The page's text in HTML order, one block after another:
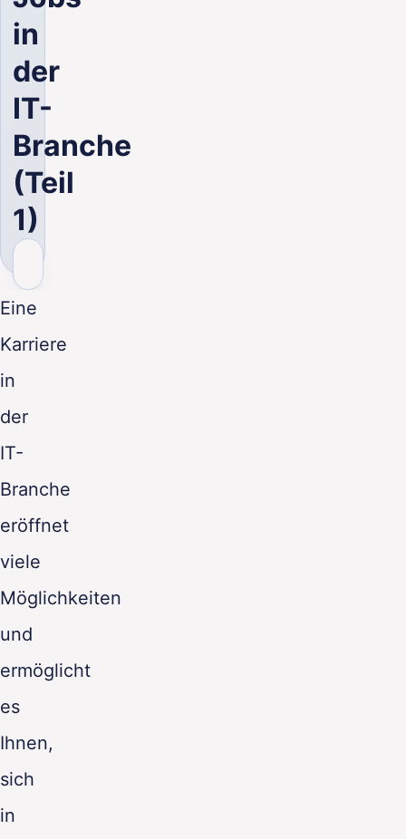
in
der
IT-
Branche
(Teil
1)
Eine
Karriere
in
der
IT-
Branche
eröffnet
viele
Möglichkeiten
und
ermöglicht
es
Ihnen,
sich
in